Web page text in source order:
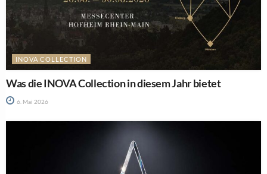
INOVA COLLECTION
Was die INOVA Collection in diesem Jahr bietet
6. Mai 2026